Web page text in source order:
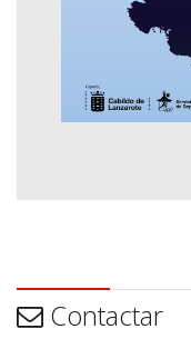
Contactar